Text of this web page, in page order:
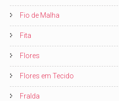
Fio de Malha
Fita
Flores
Flores em Tecido
Fralda